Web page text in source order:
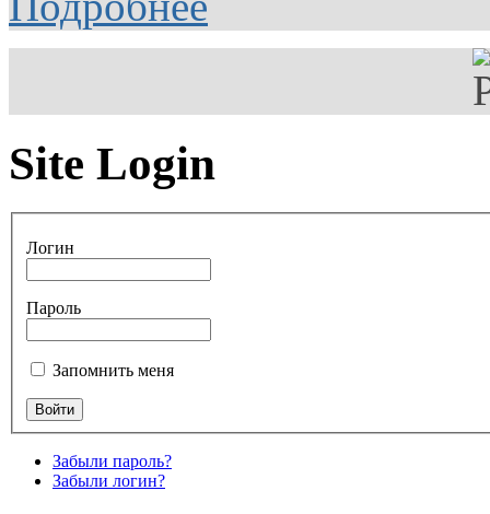
Site Login
Логин
Пароль
Запомнить меня
Забыли пароль?
Забыли логин?